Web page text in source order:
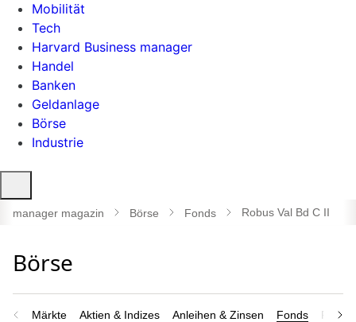
Mobilität
Tech
Harvard Business manager
Handel
Banken
Geldanlage
Börse
Industrie
öffnen
manager magazin Börse Fonds Robus Val Bd C II
Märkte Aktien & Indizes Anleihen & Zinsen Fonds